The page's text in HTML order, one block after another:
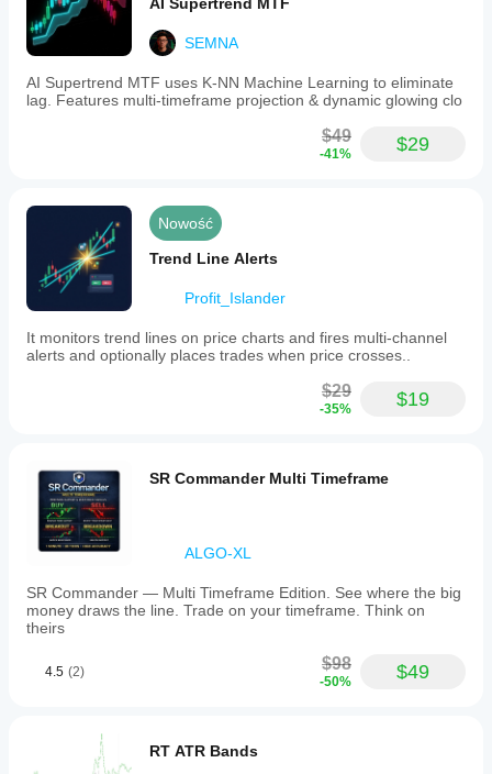
SEMNA
AI Supertrend MTF uses K-NN Machine Learning to eliminate
lag. Features multi-timeframe projection & dynamic glowing clo
$49
-41% $29
Nowość
Trend Line Alerts
Profit_Islander
It monitors trend lines on price charts and fires multi-channel
alerts and optionally places trades when price crosses..
$29
-35% $19
SR Commander Multi Timeframe
ALGO-XL
SR Commander — Multi Timeframe Edition. See where the big
money draws the line. Trade on your timeframe. Think on
theirs
4.5 (2) $98
-50% $49
RT ATR Bands